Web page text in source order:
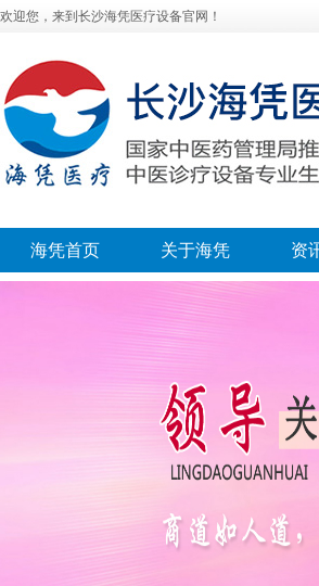
欢迎您，来到长沙海凭医疗设备官网！
海凭首页 关于海凭 资
骨创伤治疗仪（原电